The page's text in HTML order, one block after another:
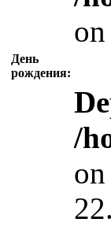
День
рождения:
/